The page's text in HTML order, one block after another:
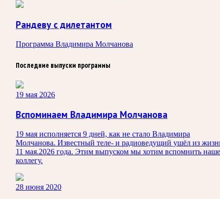
Рандеву с дилетантом
Программа Владимира Молчанова
Последние выпуски программы
19 мая 2026
Вспоминаем Владимира Молчанова
19 мая исполняется 9 дней, как не стало Владимира
Молчанова. Известный теле‑ и радиоведущий ушёл из
11 мая.2026 года. Этим выпуском мы хотим вспомнить
коллегу.
28 июня 2020